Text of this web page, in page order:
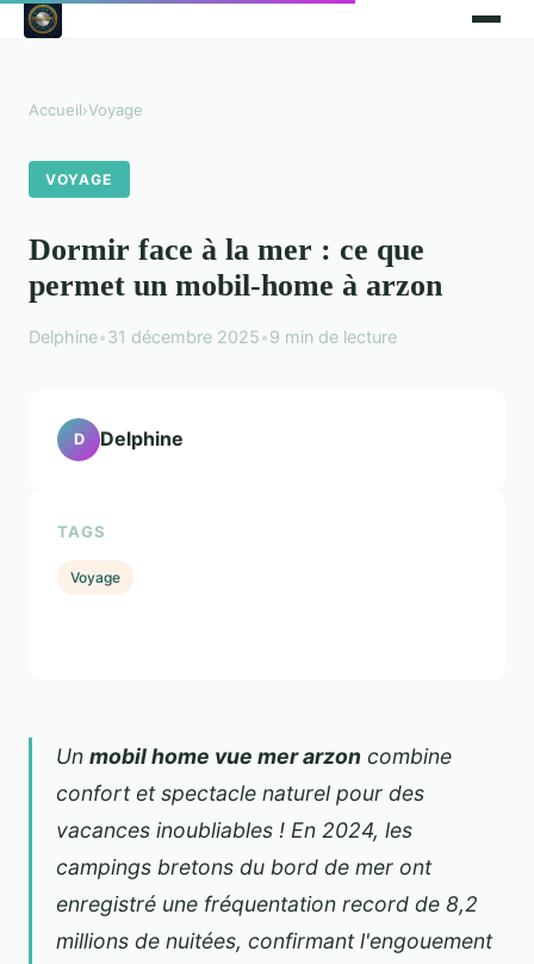
Accueil›Voyage
VOYAGE
Dormir face à la mer : ce que
permet un mobil-home à arzon
Delphine•31 décembre 2025•9 min de lecture
Un mobil home vue mer arzon combine
confort et spectacle naturel pour des
vacances inoubliables ! En 2024, les
campings bretons du bord de mer ont
enregistré une fréquentation record de 8,2
millions de nuitées, confirmant l'engouement
D Delphine
TAGS
Voyage